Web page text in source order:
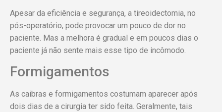
Apesar da eficiência e segurança, a tireoidectomia, no
pós-operatório, pode provocar um pouco de dor no
paciente. Mas a melhora é gradual e em poucos dias o
paciente já não sente mais esse tipo de incômodo.
Formigamentos
As caibras e formigamentos costumam aparecer após
dois dias de a cirurgia ter sido feita. Geralmente, tais